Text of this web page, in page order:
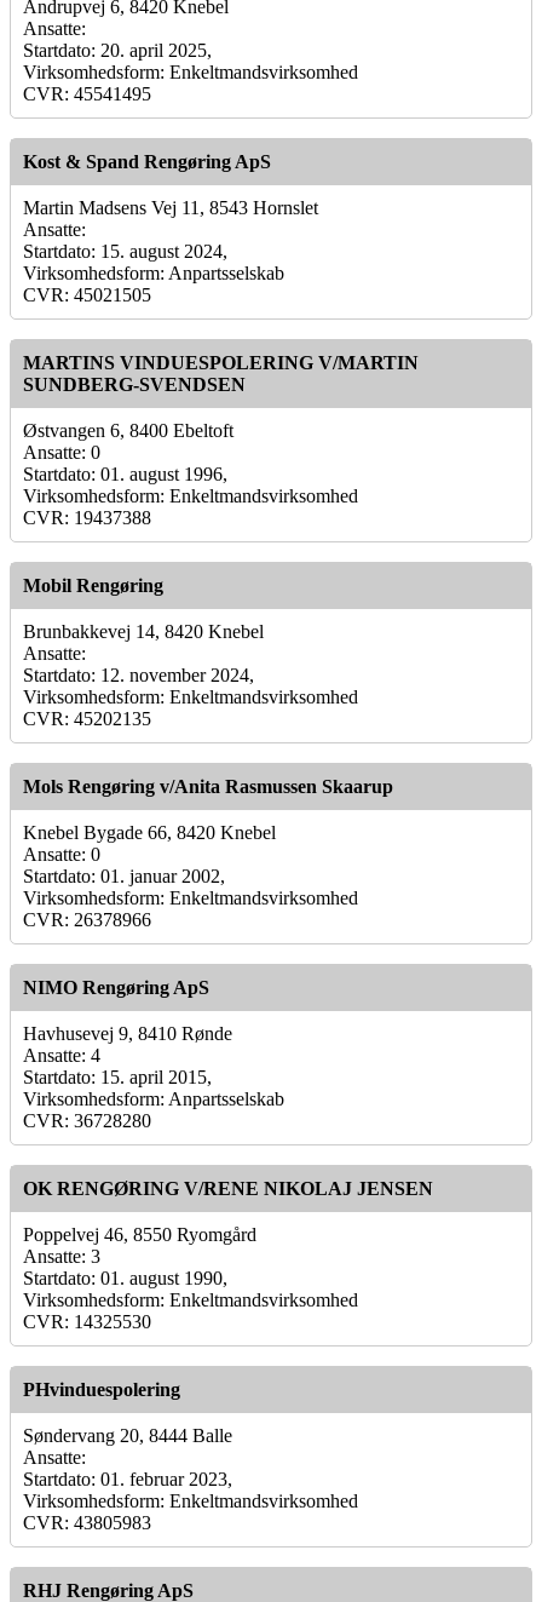
Andrupvej 6, 8420 Knebel
Ansatte:
Startdato: 20. april 2025,
Virksomhedsform: Enkeltmandsvirksomhed
CVR: 45541495
Kost & Spand Rengøring ApS
Martin Madsens Vej 11, 8543 Hornslet
Ansatte:
Startdato: 15. august 2024,
Virksomhedsform: Anpartsselskab
CVR: 45021505
MARTINS VINDUESPOLERING V/MARTIN
SUNDBERG-SVENDSEN
Østvangen 6, 8400 Ebeltoft
Ansatte: 0
Startdato: 01. august 1996,
Virksomhedsform: Enkeltmandsvirksomhed
CVR: 19437388
Mobil Rengøring
Brunbakkevej 14, 8420 Knebel
Ansatte:
Startdato: 12. november 2024,
Virksomhedsform: Enkeltmandsvirksomhed
CVR: 45202135
Mols Rengøring v/Anita Rasmussen Skaarup
Knebel Bygade 66, 8420 Knebel
Ansatte: 0
Startdato: 01. januar 2002,
Virksomhedsform: Enkeltmandsvirksomhed
CVR: 26378966
NIMO Rengøring ApS
Havhusevej 9, 8410 Rønde
Ansatte: 4
Startdato: 15. april 2015,
Virksomhedsform: Anpartsselskab
CVR: 36728280
OK RENGØRING V/RENE NIKOLAJ JENSEN
Poppelvej 46, 8550 Ryomgård
Ansatte: 3
Startdato: 01. august 1990,
Virksomhedsform: Enkeltmandsvirksomhed
CVR: 14325530
PHvinduespolering
Søndervang 20, 8444 Balle
Ansatte:
Startdato: 01. februar 2023,
Virksomhedsform: Enkeltmandsvirksomhed
CVR: 43805983
RHJ Rengøring ApS